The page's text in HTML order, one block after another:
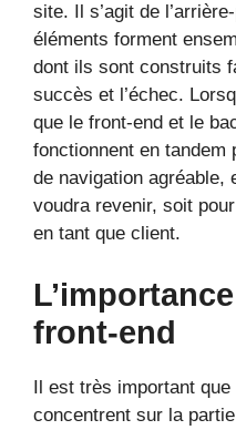
site. Il s’agit de
éléments forment
dont ils sont construits
succès et l’échec.
que le front-end et le
fonctionnent en tandem
de navigation agréable,
voudra revenir, soit
en tant que client.
front-end
Il est très important
concentrent sur la